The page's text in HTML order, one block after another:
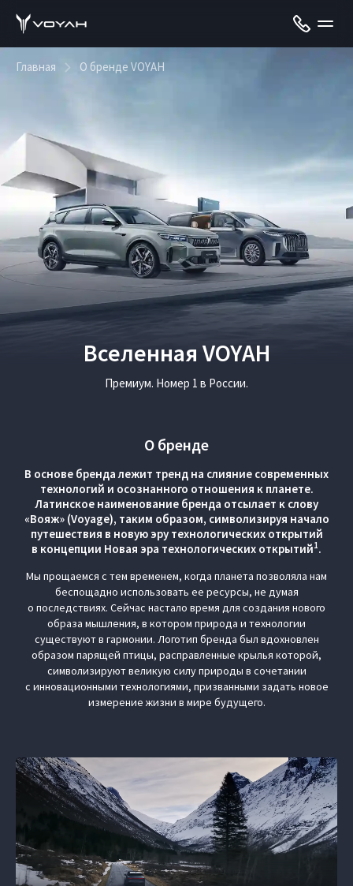
Главная О бренде VOYAH
Вселенная VOYAH
Премиум. Номер 1 в России.
О бренде
В основе бренда лежит тренд на слияние современных
технологий и осознанного отношения к планете.
Латинское наименование бренда отсылает к слову
«Вояж» (Voyage), таким образом, символизируя начало
путешествия в новую эру технологических открытий
в концепции Новая эра технологических открытий1.
Мы прощаемся с тем временем, когда планета позволяла нам
беспощадно использовать ее ресурсы, не думая
о последствиях. Сейчас настало время для создания нового
образа мышления, в котором природа и технологии
существуют в гармонии. Логотип бренда был вдохновлен
образом парящей птицы, расправленные крылья которой,
символизируют великую силу природы в сочетании
с инновационными технологиями, призванными задать новое
измерение жизни в мире будущего.